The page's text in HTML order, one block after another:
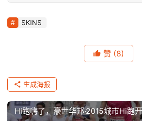
SKINS
赞 (8)
生成海报
Hi跑嗨了，豪世华邦·2015城市Hi跑